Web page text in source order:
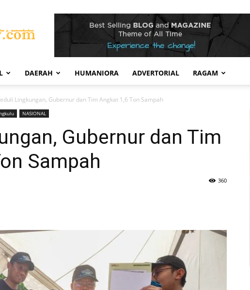
DAERAH HUMANIORA ADVERTORIAL RAGAM
Lingkungan, Gubernur dan Tim Angkat 1,6 Ton Sampah
NASIONAL
Gubernur dan Tim
Sampah
360